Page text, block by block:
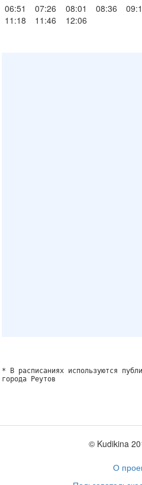
06:51
07:26 08:01 08:36
11:18
11:46 12:06
* В расписаниях используются
города Реутов
© Kudikina
О